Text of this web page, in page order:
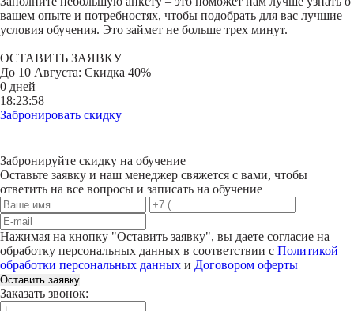
вашем опыте и потребностях, чтобы подобрать для вас лучшие
условия обучения. Это займет не больше трех минут.
ОСТАВИТЬ ЗАЯВКУ
До 10 Августа: Скидка 40%
0 дней
18:23:58
Забронировать скидку
Забронируйте скидку на обучение
Оставьте заявку и наш менеджер свяжется с вами, чтобы
ответить на все вопросы и записать на обучение
Нажимая на кнопку "Оставить заявку", вы даете согласие на
обработку персональных данных в соответствии с Политикой
обработки персональных данных и Договором оферты
Оставить заявку
Заказать звонок: